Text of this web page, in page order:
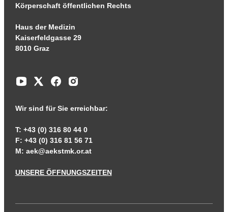
Körperschaft öffentlichen Rechts
Haus der Medizin
Kaiserfeldgasse 29
8010 Graz
Wir sind für Sie erreichbar:
T: +43 (0) 316 80 44 0
F: +43 (0) 316 81 56 71
M: aek@aekstmk.or.at
UNSERE ÖFFNUNGSZEITEN